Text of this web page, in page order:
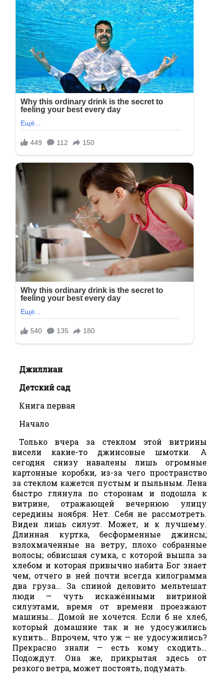
Джиллиан
Детский сад
Книга первая
Начало
Только вчера за стеклом этой витрины
висели какие-то джинсовые шмотки. А
сегодня снизу навалены лишь огромные
картонные коробки, из-за чего пространство
за стеклом кажется пустым и пыльным. Лена
быстро глянула по сторонам и подошла к
витрине, отражающей вечернюю улицу
середины ноября. Нет. Себя не рассмотреть.
Виден лишь силуэт. Может, и к лучшему.
Длинная куртка, бесформенные джинсы;
взлохмаченные на ветру, плохо собранные
волосы; обвисшая сумка, с которой вышла за
хлебом и которая привычно набита Бог знает
чем, отчего в ней почти всегда килограмма
два груза… За спиной деловито мельтешат
люди — чуть искажёнными витриной
силуэтами, время от времени проезжают
машины… Домой не хочется. Если б не хлеб,
который домашние так и не удосужились
купить… Впрочем, что уж — не удосужились?
Прекрасно знали — есть кому сходить…
Подождут. Она же, прикрытая здесь от
резкого ветра, может постоять, подумать.